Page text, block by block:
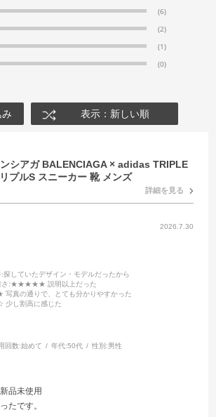
(6)
(2)
(1)
(0)
表示：新しい順
シアガ BALENCIAGA × adidas TRIPLE
プルS スニーカー 靴 メンズ
詳細を見る
2026.7.30
:探していたデザイン・モデルだったから
:★★★★★ 説明以上だった
の通りで、とても分かりやすかった
し割高に感じた
回数:始めて 年代:50代 性別:男性
品未使用
たです。